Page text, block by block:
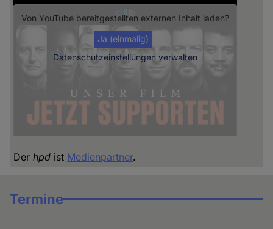
Von YouTube bereitgestellten externen Inhalt laden?
Ja (einmalig)
Datenschutzeinstellungen verwalten
Derhpd ist Medienpartner.
Termine